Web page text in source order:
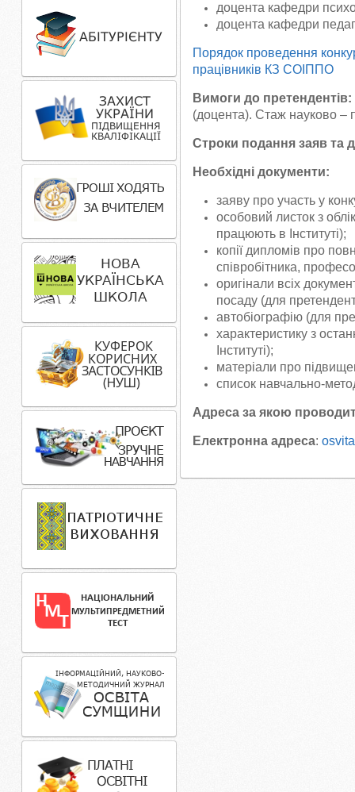
доцента кафедри
доцента кафедри
Порядок проведення
працівників КЗ СОІППО
Вимоги до претендентів:
(доцента). Стаж науково –
Строки подання заяв та
Необхідні документи:
заяву про участь у
особовий листок з
працюють в Інституті);
копії дипломів про
співробітника,
оригінали всіх
посаду (для
автобіографію (для
характеристику з
Інституті);
матеріали про
список навчально-
Адреса за якою
Електронна адреса: